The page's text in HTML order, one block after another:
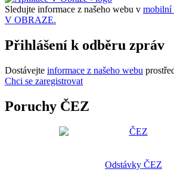
Sledujte informace z našeho webu v mobilní
V OBRAZE.
Přihlášení k odběru zpráv
Dostávejte informace z našeho webu
Chci se zaregistrovat
Poruchy ČEZ
Odstávky ČEZ